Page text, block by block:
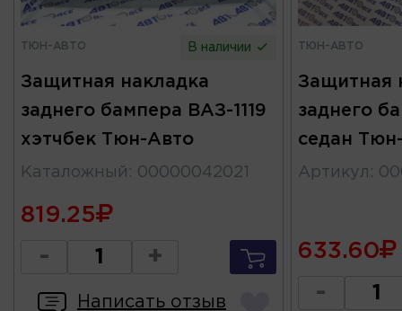
ТЮН-АВТО В наличии
Защитная накладка
заднего бампера ВАЗ-1119
хэтчбек Тюн-Авто
Каталожный : 00000042021
819.25
- +
Написать отзыв
ТЮН-АВТО
Защитная
заднего
седан
Артикул :
633.60
-